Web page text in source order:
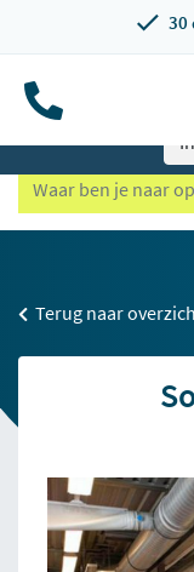
30
Terug naar